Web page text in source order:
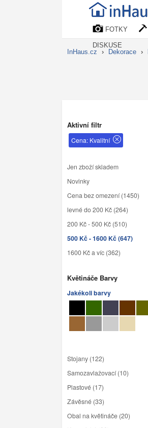
FOTKY
DISKUSE
InHaus.cz
› Dekorace ›
Aktivní filtr
Cena: Kvalitní
Jen zboží skladem
Novinky
Cena bez omezení (1450)
levné do 200 Kč (264)
200 Kč - 500 Kč (510)
500 Kč - 1600 Kč (647)
1600 Kč a víc (362)
Květináče Barvy
Jakékoli barvy
Stojany (122)
Samozavlažovací (10)
Plastové (17)
Závěsné (33)
Obal na květináče (20)